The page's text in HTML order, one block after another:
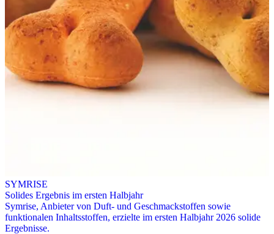
SYMRISE
Solides Ergebnis im ersten Halbjahr
Symrise, Anbieter von Duft- und Geschmackstoffen sowie
funktionalen Inhaltsstoffen, erzielte im ersten Halbjahr 2026 solide
Ergebnisse.